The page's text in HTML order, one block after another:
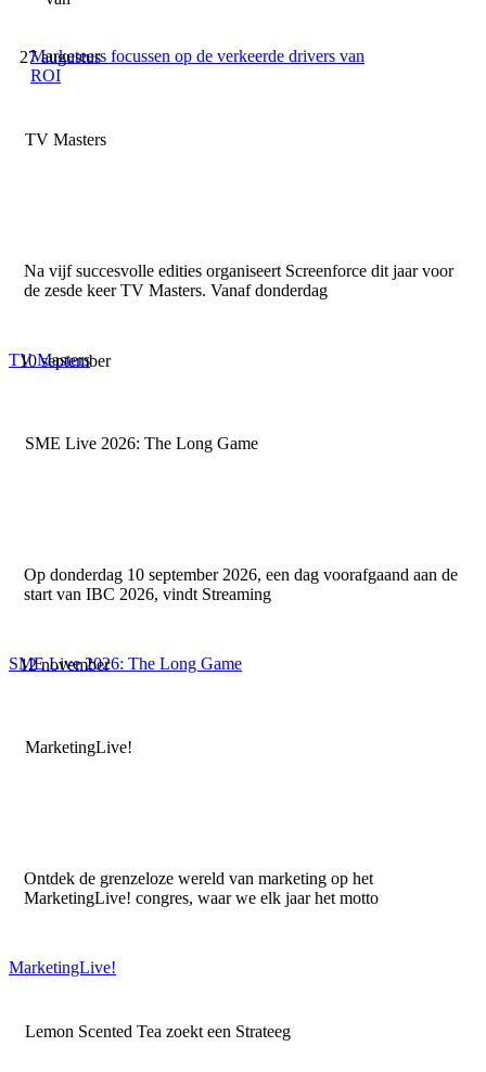
Marketeers focussen op de verkeerde drivers van
ROI
27 augustus
TV Masters
Na vijf succesvolle edities organiseert Screenforce dit jaar voor
de zesde keer TV Masters. Vanaf donderdag
TV Masters
10 september
SME Live 2026: The Long Game
Op donderdag 10 september 2026, een dag voorafgaand aan de
start van IBC 2026, vindt Streaming
SME Live 2026: The Long Game
12 november
MarketingLive!
Ontdek de grenzeloze wereld van marketing op het
MarketingLive! congres, waar we elk jaar het motto
MarketingLive!
Lemon Scented Tea zoekt een Strateeg